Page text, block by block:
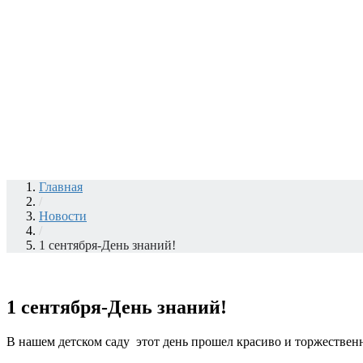
Главная
/
Новости
/
1 сентября-День знаний!
1 сентября-День знаний!
В нашем детском саду этот день прошел красиво и